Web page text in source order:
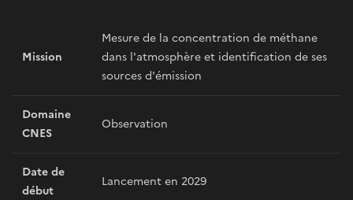
Mission
Mesure de la concentration de méthane
dans l'atmosphère et identification de ses
sources d'émission
Domaine
CNES
Observation
Date de
début
Lancement en 2029